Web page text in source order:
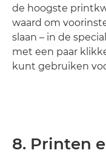
de hoogste
waard om
slaan – in de
met een paar
kunt gebruiken
8. Printen